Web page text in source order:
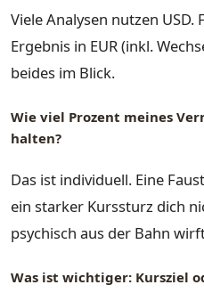
Viele Analysen nutzen USD.
Ergebnis in EUR (inkl.
beides im Blick.
Wie viel Prozent meines
halten?
Das ist individuell. Eine
ein starker Kurssturz dich
psychisch aus der Bahn
Was ist wichtiger: Kursziel